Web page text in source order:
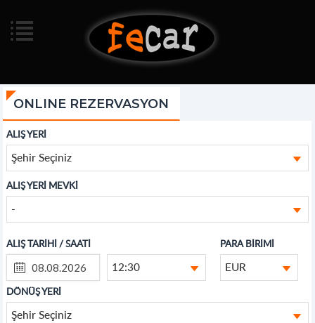
ONLINE REZERVASYON
ALIŞ YERİ
Şehir Seçiniz
ALIŞ YERİ MEVKİ
-
ALIŞ TARİHİ / SAATİ
12:30
PARA BİRİMİ
EUR
DÖNÜŞ YERİ
Şehir Seçiniz